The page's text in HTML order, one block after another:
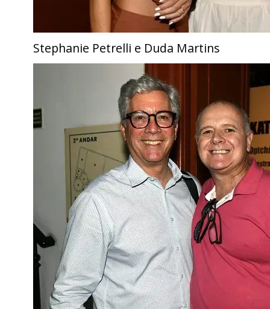
Stephanie Petrelli e Duda Martins